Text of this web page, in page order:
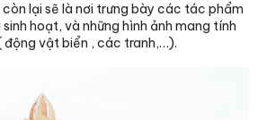
lại sẽ là nơi trưng bày các tác phẩm
hoạt, và những hình ảnh mang tính
động vật biển , các tranh,…).